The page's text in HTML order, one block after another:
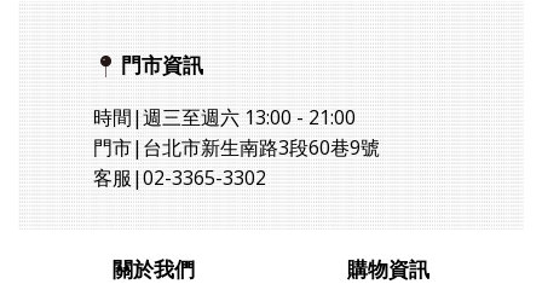
門市資訊
時間|週三至週六 13:00 - 21:00
門市|台北市新生南路3段60巷9號
客服|02-3365-3302
關於我們 購物資訊